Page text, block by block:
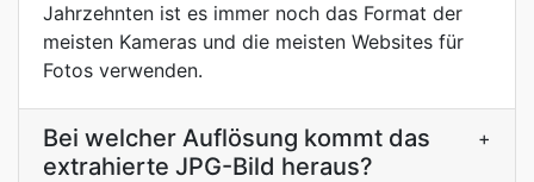
Jahrzehnten ist es immer noch das Format der
meisten Kameras und die meisten Websites für
Fotos verwenden.
Bei welcher Auflösung kommt das
extrahierte JPG-Bild heraus?
+